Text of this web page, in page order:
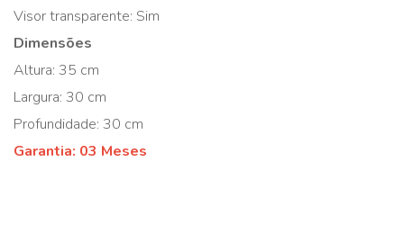
Visor transparente: Sim
Dimensões
Altura: 35 cm
Largura: 30 cm
Profundidade: 30 cm
Garantia: 03 Meses